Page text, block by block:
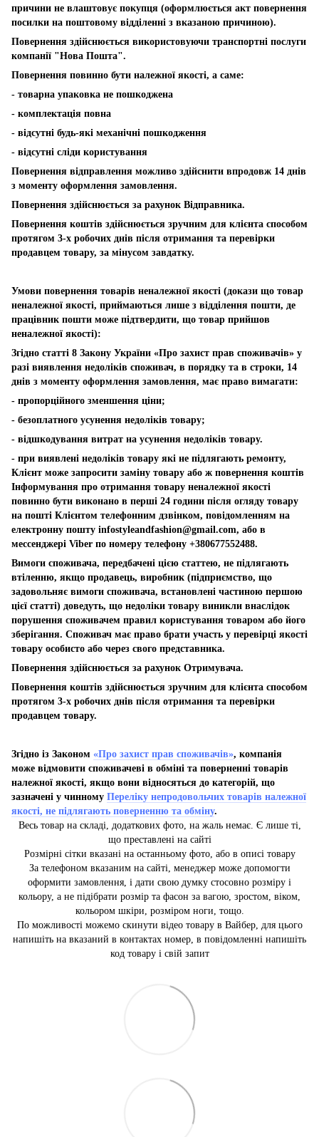
причини не влаштовує покупця (оформлюється акт повернення
посилки на поштовому відділенні з вказаною причиною).
Повернення здійснюється використовуючи транспортні послуги
компанії "Нова Пошта".
Повернення повинно бути належної якості, а саме:
- товарна упаковка не пошкоджена
- комплектація повна
- відсутні будь-які механічні пошкодження
- відсутні сліди користування
Повернення відправлення можливо здійснити впродовж 14 днів
з моменту оформлення замовлення.
Повернення здійснюється за рахунок Відправника.
Повернення коштів здійснюється зручним для клієнта способом
протягом 3-х робочих днів після отримання та перевірки
продавцем товару, за мінусом завдатку.
Умови повернення товарів неналежної якості (докази що товар
неналежної якості, приймаються лише з відділення пошти, де
працівник пошти може підтвердити, що товар прийшов
неналежної якості):
Згідно статті 8 Закону України «Про захист прав споживачів» у
разі виявлення недоліків споживач, в порядку та в строки, 14
днів з моменту оформлення замовлення, має право вимагати:
- пропорційного зменшення ціни;
- безоплатного усунення недоліків товару;
- відшкодування витрат на усунення недоліків товару.
- при виявлені недоліків товару які не підлягають ремонту,
Клієнт може запросити заміну товару або ж повернення коштів
Інформування про отримання товару неналежної якості
повинно бути виконано в перші 24 години після огляду товару
на пошті Клієнтом телефонним дзвінком, повідомленням на
електронну пошту infostyleandfashion@gmail.com, або в
мессенджері Viber по номеру телефону +380677552488.
Вимоги споживача, передбачені цією статтею, не підлягають
втіленню, якщо продавець, виробник (підприємство, що
задовольняє вимоги споживача, встановлені частиною першою
цієї статті) доведуть, що недоліки товару виникли внаслідок
порушення споживачем правил користування товаром або його
зберігання. Споживач має право брати участь у перевірці якості
товару особисто або через свого представника.
Повернення здійснюється за рахунок Отримувача.
Повернення коштів здійснюється зручним для клієнта способом
протягом 3-х робочих днів після отримання та перевірки
продавцем товару.
Згідно із Законом «Про захист прав споживачів», компанія
може відмовити споживачеві в обміні та поверненні товарів
належної якості, якщо вони відносяться до категорій, що
зазначені у чинному Переліку непродовольчих товарів належної
якості, не підлягають поверненню та обміну.
Весь товар на складі, додаткових фото, на жаль немає. Є лише ті,
що преставлені на сайті
Розмірні сітки вказані на останньому фото, або в описі товару
За телефоном вказаним на сайті, менеджер може допомогти
оформити замовлення, і дати свою думку стосовно розміру і
кольору, а не підібрати розмір та фасон за вагою, зростом, віком,
кольором шкіри, розміром ноги, тощо.
По можливості можемо скинути відео товару в Вайбер, для цього
напишіть на вказаний в контактах номер, в повідомленні напишіть
код товару і свій запит